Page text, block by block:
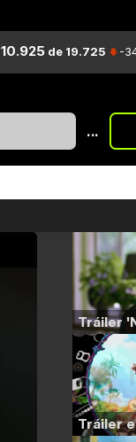
10.925de 19.725 -
...